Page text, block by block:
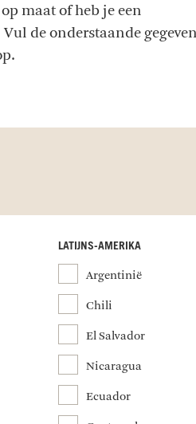
maat of heb je een
de onderstaande
LATIJNS-AMERIKA
Argentinië
Chili
El Salvador
Nicaragua
Ecuador